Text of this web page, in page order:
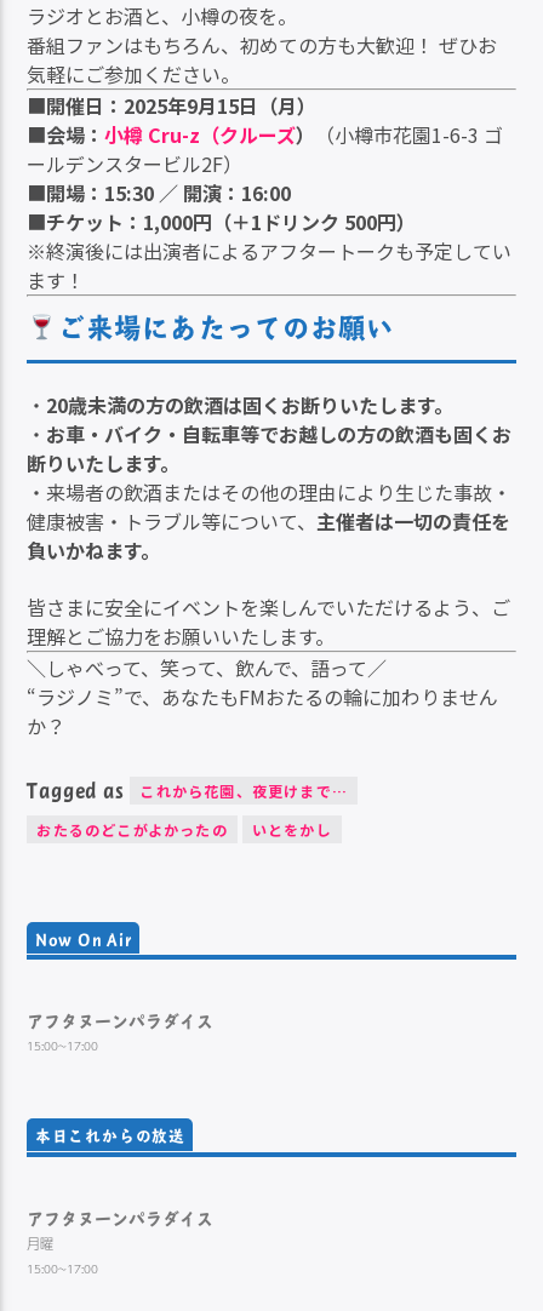
ラジオとお酒と、小樽の夜を。
番組ファンはもちろん、初めての方も大歓迎！ ぜひお
気軽にご参加ください。
■開催日：2025年9月15日（月）
■会場：小樽 Cru-z（クルーズ）
（小樽市花園1-6-3 ゴ
ールデンスタービル2F）
■開場：15:30 ／ 開演：16:00
■チケット：1,000円（＋1ドリンク 500円）
※終演後には出演者によるアフタートークも予定してい
ます！
ご来場にあたってのお願い
・ 20歳未満の方の飲酒は固くお断りいたします。
・ お車・バイク・自転車等でお越しの方の飲酒も固くお
断りいたします。
・来場者の飲酒またはその他の理由により生じた事故・
健康被害・トラブル等について、主催者は一切の責任を
負いかねます。
皆さまに安全にイベントを楽しんでいただけるよう、ご
理解とご協力をお願いいたします。
＼しゃべって、笑って、飲んで、語って／
“ラジノミ”で、あなたもFMおたるの輪に加わりません
か？
Tagged as
これから花園、夜更けまで…
おたるのどこがよかったの
いとをかし
Now On Air
アフタヌーンパラダイス
15:00~17:00
本日これからの放送
アフタヌーンパラダイス
月曜
15:00~17:00